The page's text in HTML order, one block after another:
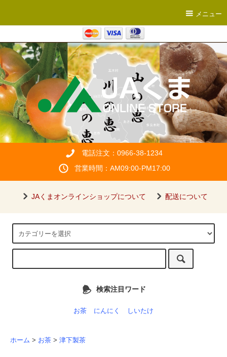
メニュー
電話注文：0966-38-1234
営業時間：AM09:00-PM17:00
JAくまオンラインショップについて 配送について
検索注目ワード
お茶 にんにく しいたけ
ホーム > お茶 > 津下製茶